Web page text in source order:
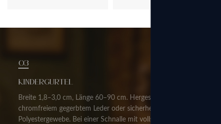
03
Kindergürtel
Breite 1,8–3,0 cm, Länge 60–90 cm. Hergestellt aus
chromfreiem gegerbtem Leder oder sicherheitsgetreuem
Polyestergewebe. Bei einer Schnalle mit vollständig